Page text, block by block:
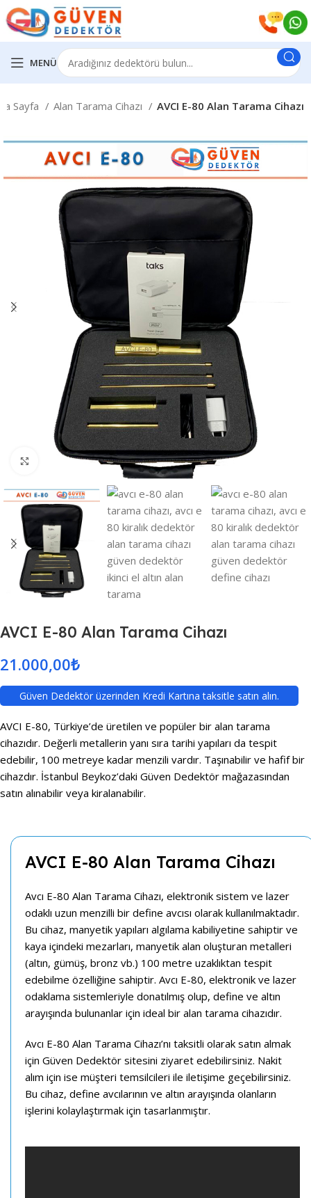
MENÜ
Sayfa Alan Tarama Cihazı AVCI E-80 Alan Tarama Cihazı
Click to enlarge
AVCI E-80 Alan Tarama Cihazı
21.000,00₺
Güven Dedektör üzerinden Kredi Kartına taksitle satın alın.
AVCI E-80, Türkiye’de üretilen ve popüler bir alan tarama
cihazıdır. Değerli metallerin yanı sıra tarihi yapıları da tespit
edebilir, 100 metreye kadar menzili vardır. Taşınabilir ve hafif bir
cihazdır. İstanbul Beykoz’daki Güven Dedektör mağazasından
satın alınabilir veya kiralanabilir.
AVCI E-80 Alan Tarama Cihazı
Avcı E-80 Alan Tarama Cihazı, elektronik sistem ve lazer
odaklı uzun menzilli bir define avcısı olarak kullanılmaktadır.
Bu cihaz, manyetik yapıları algılama kabiliyetine sahiptir ve
kaya içindeki mezarları, manyetik alan oluşturan metalleri
(altın, gümüş, bronz vb.) 100 metre uzaklıktan tespit
edebilme özelliğine sahiptir. Avcı E-80, elektronik ve lazer
odaklama sistemleriyle donatılmış olup, define ve altın
arayışında bulunanlar için ideal bir alan tarama cihazıdır.
Avcı E-80 Alan Tarama Cihazı’nı taksitli olarak satın almak
için Güven Dedektör sitesini ziyaret edebilirsiniz. Nakit
alım için ise müşteri temsilcileri ile iletişime geçebilirsiniz.
Bu cihaz, define avcılarının ve altın arayışında olanların
işlerini kolaylaştırmak için tasarlanmıştır.